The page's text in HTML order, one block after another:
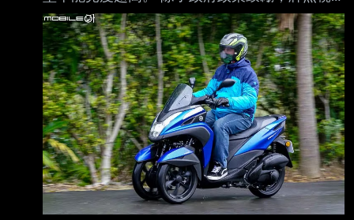
燃料稅直接比 1.5L 大打折之外，連停車場都有
專屬折扣 看看台灣，人口與車輛密度極高，巷
弄又狹窄，明明很多時候一個人通勤一台小車就
夠 用，但大家還是搶著買休旅車或大型房車。
究竟台灣推不動 K-Car 的主因是什麼？ 安全性
疑慮?路上大學長與大車太多，小車被追撞風險
高? 進口過來扣完稅價格居高不下，失去平價優
勢? 大家偏好大空間、一車多用，甚至有「買大
車比較有面子」的迷思? -- 「在各種無知中，最
差勁的